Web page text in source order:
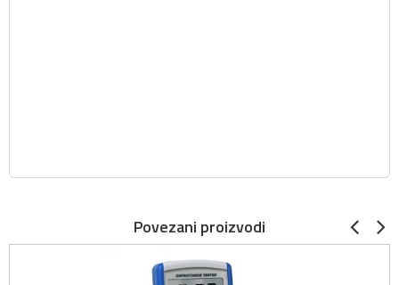
Povezani proizvodi